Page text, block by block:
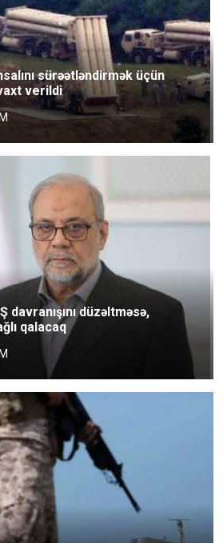
sürəətləndirmək üçün
verildi
davranışını düzəltməsə,
qalacaq